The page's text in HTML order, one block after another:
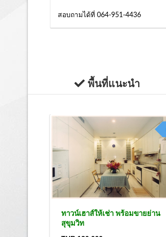
สอบถามได้ที่ 064-951-4436
พื้นที่แนะนำ
ทาวน์เฮาส์ให้เช่า พร้อมขายย่าน
สุขุมวิท